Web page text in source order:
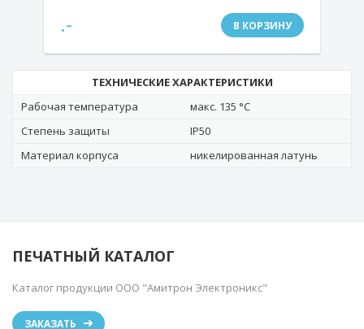
.- В КОРЗИНУ
ТЕХНИЧЕСКИЕ ХАРАКТЕРИСТИКИ
Рабочая температура
макс. 135 °C
Степень защиты
IP50
Материал корпуса
никелированная латунь
ПЕЧАТНЫЙ КАТАЛОГ
Каталог продукции ООО "Амитрон Электроникс"
ЗАКАЗАТЬ